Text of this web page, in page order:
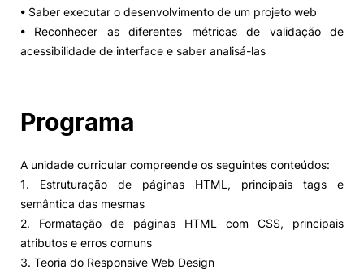
• Saber executar o desenvolvimento de um projeto web
• Reconhecer as diferentes métricas de validação de
acessibilidade de interface e saber analisá-las
Programa
A unidade curricular compreende os seguintes conteúdos:
1. Estruturação de páginas HTML, principais tags e
semântica das mesmas
2. Formatação de páginas HTML com CSS, principais
atributos e erros comuns
3. Teoria do Responsive Web Design